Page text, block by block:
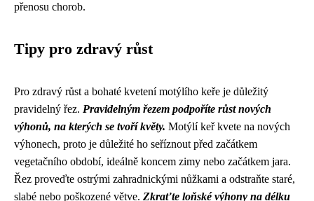
přenosu chorob.
Tipy pro zdravý růst
Pro zdravý růst a bohaté kvetení motýlího keře je důležitý
pravidelný řez. Pravidelným řezem podpoříte růst nových
výhonů, na kterých se tvoří květy. Motýlí keř kvete na nových
výhonech, proto je důležité ho seříznout před začátkem
vegetačního období, ideálně koncem zimy nebo začátkem jara.
Řez proveďte ostrými zahradnickými nůžkami a odstraňte staré,
slabé nebo poškozené větve. Zkraťte loňské výhony na délku